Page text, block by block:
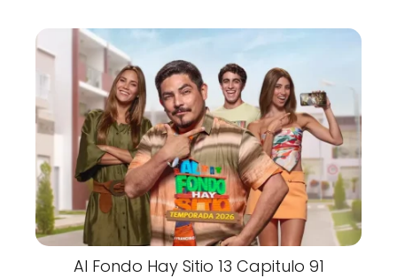
Al Fondo Hay Sitio 13 Capitulo 91